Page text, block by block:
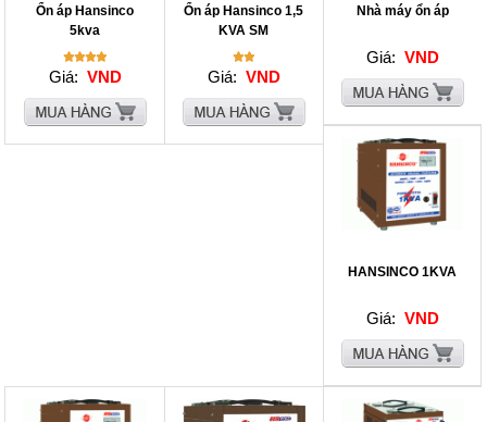
Ổn áp Hansinco
5kva
Giá: VND
Ổn áp Hansinco 1,5
KVA SM
Giá: VND
Nhà máy ổn áp
Giá: VND
HANSINCO 1KVA
Giá: VND